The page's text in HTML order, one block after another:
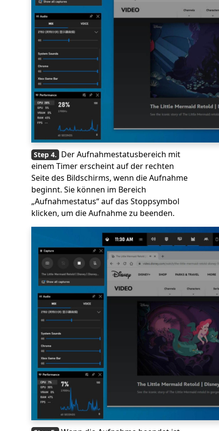
Der Aufnahmestatusbereich mit
einem Timer erscheint auf der rechten
Seite des Bildschirms, wenn die Aufnahme
beginnt. Sie können im Bereich
„Aufnahmestatus“ auf das Stoppsymbol
klicken, um die Aufnahme zu beenden.